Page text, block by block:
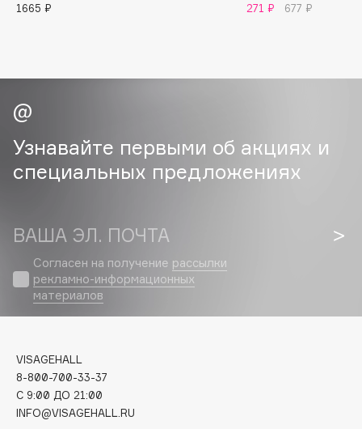
BY WISHTREND
Cadence
Capelli Dorati
Carbon Theory
Catrice
Celimax
Cettua
Chupa Chups
Clarins Precious
Clinique
Clive Christian
1665 ₽
271 ₽
677 ₽
Узнавайте первыми об акциях и
специальных предложениях
ВАША ЭЛ. ПОЧТА
Согласен на получение рассылки
рекламно-информационных
материалов
VISAGEHALL
8-800-700-33-37
C 9:00 ДО 21:00
INFO@VISAGEHALL.RU